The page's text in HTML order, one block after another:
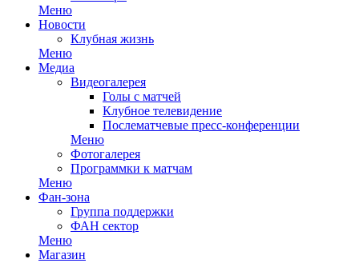
Меню
Новости
Клубная жизнь
Меню
Медиа
Видеогалерея
Голы с матчей
Клубное телевидение
Послематчевые пресс-конференции
Меню
Фотогалерея
Программки к матчам
Меню
Фан-зона
Группа поддержки
ФАН сектор
Меню
Магазин